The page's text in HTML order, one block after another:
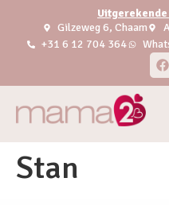
Gilzeweg 6, Chaam
+31 6 12 704 364
Stan